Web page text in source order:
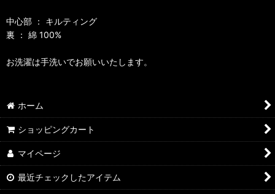
中心部 ： キルティング
裏 ： 綿 100%
お洗濯は手洗いでお願いいたします。
ホーム
ショッピングカート
マイページ
最近チェックしたアイテム